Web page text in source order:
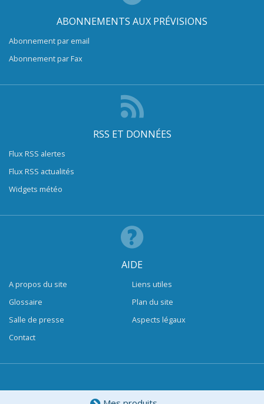
ABONNEMENTS AUX PRÉVISIONS
Abonnement par email
Abonnement par Fax
RSS ET DONNÉES
Flux RSS alertes
Flux RSS actualités
Widgets météo
AIDE
A propos du site
Glossaire
Salle de presse
Contact
Liens utiles
Plan du site
Aspects légaux